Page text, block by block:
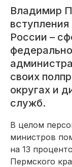
Владимир
России –
своих
округах и
служб.
В целом
министров
на 13
Пермского